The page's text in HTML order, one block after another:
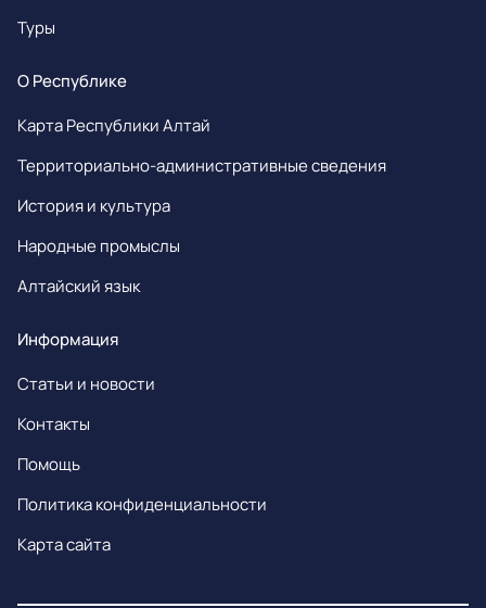
Туры
О Республике
Карта Республики Алтай
Территориально-административные сведения
История и культура
Народные промыслы
Алтайский язык
Информация
Статьи и новости
Контакты
Помощь
Политика конфиденциальности
Карта сайта